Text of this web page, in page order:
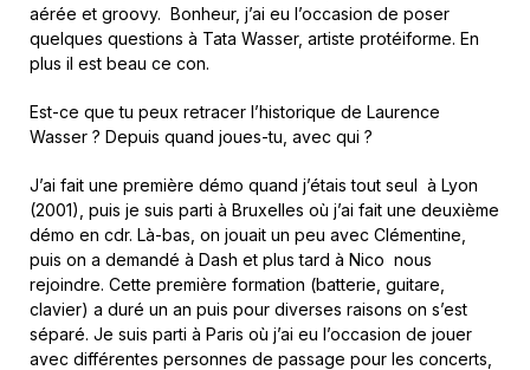
aérée et groovy. Bonheur, j’ai eu l’occasion de poser
quelques questions à Tata Wasser, artiste protéiforme. En
plus il est beau ce con.
Est-ce que tu peux retracer l’historique de Laurence
Wasser ? Depuis quand joues-tu, avec qui ?
J’ai fait une première démo quand j’étais tout seul à Lyon
(2001), puis je suis parti à Bruxelles où j’ai fait une deuxième
démo en cdr. Là-bas, on jouait un peu avec Clémentine,
puis on a demandé à Dash et plus tard à Nico nous
rejoindre. Cette première formation (batterie, guitare,
clavier) a duré un an puis pour diverses raisons on s’est
séparé. Je suis parti à Paris où j’ai eu l’occasion de jouer
avec différentes personnes de passage pour les concerts,